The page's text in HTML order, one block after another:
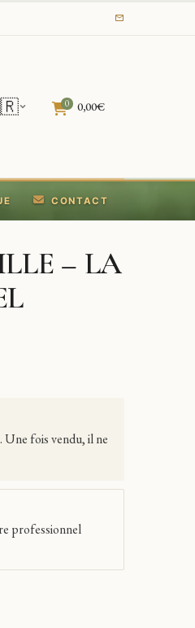
0 0,00€
CONTACT
– LA
Une fois vendu, il ne
professionnel